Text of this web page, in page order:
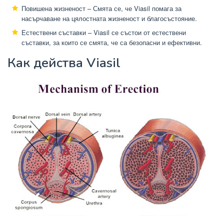
Повишена жизненост – Смята се, че Viasil помага за
насърчаване на цялостната жизненост и благосъстояние.
Естествени съставки – Viasil се състои от естествени
съставки, за които се смята, че са безопасни и ефективни.
Как действа Viasil